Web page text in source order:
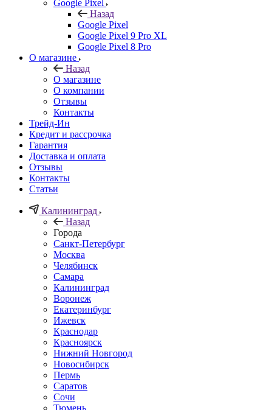
Google Pixel
Назад
Google Pixel
Google Pixel 9 Pro XL
Google Pixel 8 Pro
О магазине
Назад
О магазине
О компании
Отзывы
Контакты
Трейд-Ин
Кредит и рассрочка
Гарантия
Доставка и оплата
Отзывы
Контакты
Статьи
Калининград
Назад
Города
Санкт-Петербург
Москва
Челябинск
Самара
Калининград
Воронеж
Екатеринбург
Ижевск
Краснодар
Красноярск
Нижний Новгород
Новосибирск
Пермь
Саратов
Сочи
Тюмень